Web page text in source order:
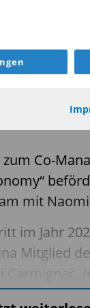
Aufnahme
DES
Co-
mit
im Jahr
Mitglied
Carmignac.